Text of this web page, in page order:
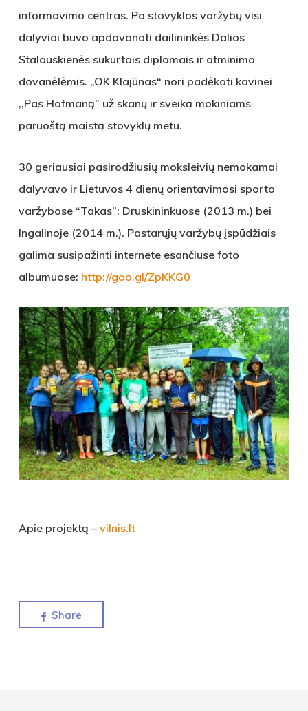
informavimo centras. Po stovyklos varžybų visi
dalyviai buvo apdovanoti dailininkės Dalios
Stalauskienės sukurtais diplomais ir atminimo
dovanėlėmis. „OK Klajūnas“ nori padėkoti kavinei
,,Pas Hofmaną” už skanų ir sveiką mokiniams
paruoštą maistą stovyklų metu.
30 geriausiai pasirodžiusių moksleivių nemokamai
dalyvavo ir Lietuvos 4 dienų orientavimosi sporto
varžybose “Takas”: Druskininkuose (2013 m.) bei
Ingalinoje (2014 m.). Pastarųjų varžybų įspūdžiais
galima susipažinti internete esančiuse foto
albumuose: http://goo.gl/ZpKKG0
Apie projektą – vilnis.lt
Share